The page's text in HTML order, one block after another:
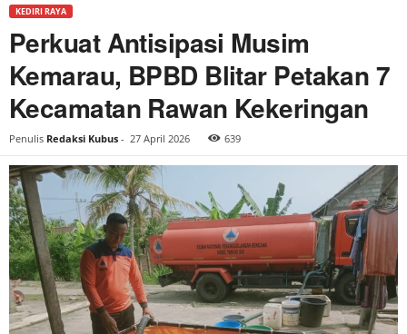
KEDIRI RAYA
Perkuat Antisipasi Musim
Kemarau, BPBD Blitar Petakan 7
Kecamatan Rawan Kekeringan
Penulis Redaksi Kubus - 27 April 2026 639